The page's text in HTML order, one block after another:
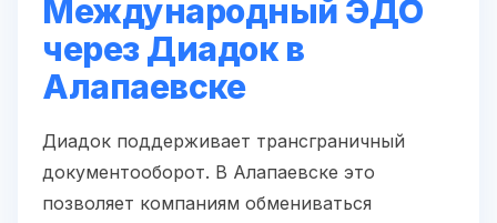
Международный ЭДО
через Диадок в
Алапаевске
Диадок поддерживает трансграничный
документооборот. В Алапаевске это
позволяет компаниям обмениваться